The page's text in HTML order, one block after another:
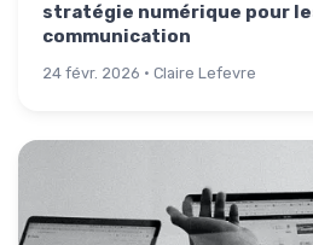
stratégie numérique pour
communication
24 févr. 2026 · Claire Lefevre